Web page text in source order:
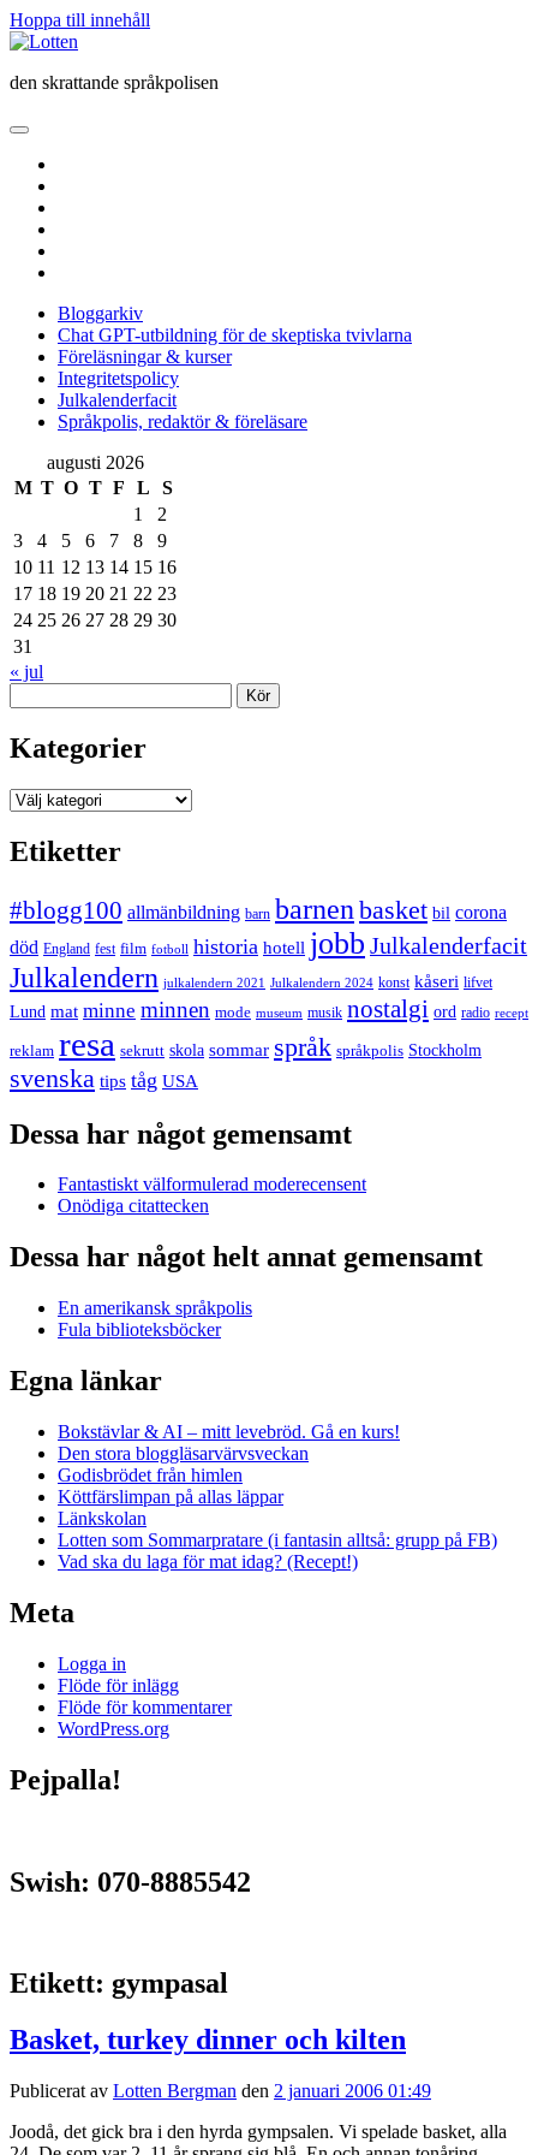
Hoppa till innehåll
Lotten
den skrattande språkpolisen
öppna
meny
Bloggarkiv
Chat GPT-utbildning för de skeptiska tvivlarna
Föreläsningar & kurser
Integritetspolicy
Julkalenderfacit
Språkpolis, redaktör & föreläsare
Sidopanel
augusti 2026
M T O T F L
S
1
2
3
4 5 6 7 8
9
10 11 12 13 14 15 16
17 18 19 20 21 22 23
24 25 26 27 28 29 30
31
« jul
Kategorier
Kategorier
Etiketter
#blogg100 allmänbildning barn barnen basket bil corona
död England fest film fotboll historia hotell jobb Julkalenderfacit
Julkalendern julkalendern 2021 Julkalendern 2024 konst kåseri lifvet
Lund mat minne minnen mode museum musik nostalgi ord radio recept
reklam resa sekrutt skola sommar språk språkpolis Stockholm
svenska tips tåg USA
Dessa har något gemensamt
Fantastiskt välformulerad moderecensent
Onödiga citattecken
Dessa har något helt annat gemensamt
En amerikansk språkpolis
Fula biblioteksböcker
Egna länkar
Bokstävlar & AI – mitt levebröd. Gå en kurs!
Den stora bloggläsarvärvsveckan
Godisbrödet från himlen
Köttfärslimpan på allas läppar
Länkskolan
Lotten som Sommarpratare (i fantasin alltså: grupp på FB)
Vad ska du laga för mat idag? (Recept!)
Meta
Logga in
Flöde för inlägg
Flöde för kommentarer
WordPress.org
Pejpalla!
Swish: 070-8885542
Etikett: gympasal
Basket, turkey dinner och kilten
Publicerat av Lotten Bergman den 2 januari 2006 01:49
Joodå, det gick bra i den hyrda gympsalen. Vi spelade basket, alla